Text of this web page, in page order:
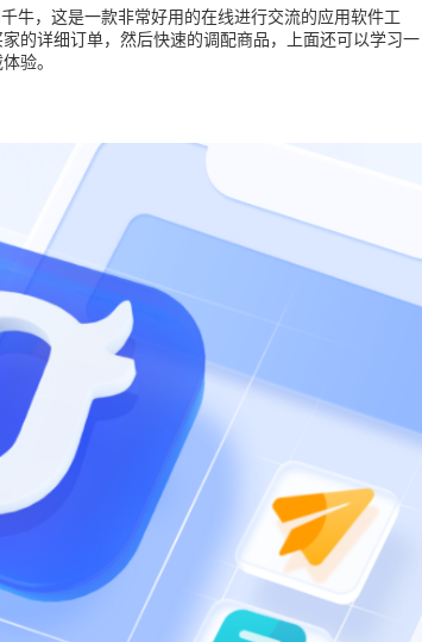
牛，这是一款非常好用的在线进行交流的应用软件工
的详细订单，然后快速的调配商品，上面还可以学习一
验。